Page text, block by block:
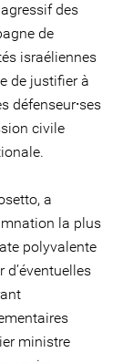
des
de
israéliennes
de justifier à
défenseur⸱ses
civile
a
la plus
polyvalente
ministre